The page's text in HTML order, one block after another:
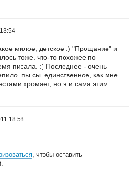
милое, детское :) "Прощание" и
тоже. что-то похожее по
писала. :) Последнее - очень
пы.сы. единственное, как мне
хромает, но я и сама этим
18:58
, чтобы оставить